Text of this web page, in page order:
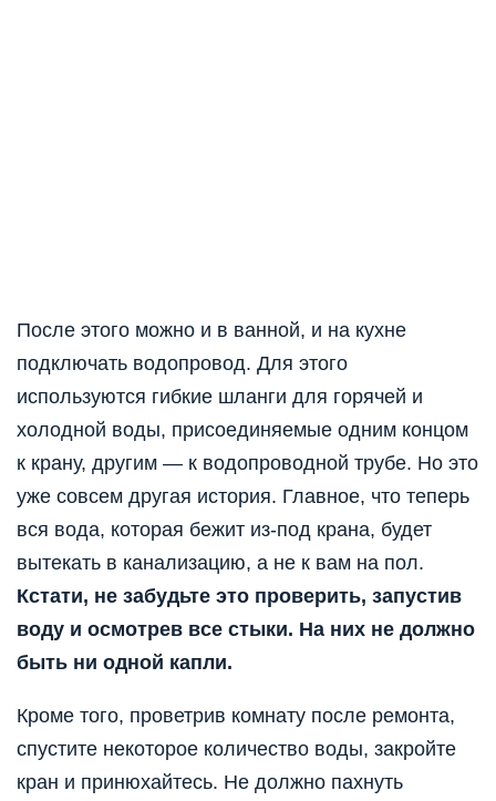
После этого можно и в ванной, и на кухне
подключать водопровод. Для этого
используются гибкие шланги для горячей и
холодной воды, присоединяемые одним концом
к крану, другим — к водопроводной трубе. Но это
уже совсем другая история. Главное, что теперь
вся вода, которая бежит из-под крана, будет
вытекать в канализацию, а не к вам на пол.
Кстати, не забудьте это проверить, запустив
воду и осмотрев все стыки. На них не должно
быть ни одной капли.
Кроме того, проветрив комнату после ремонта,
спустите некоторое количество воды, закройте
кран и принюхайтесь. Не должно пахнуть